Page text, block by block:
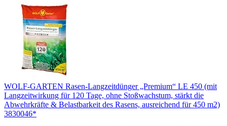
WOLF-GARTEN Rasen-Langzeitdünger „Premium“ LE 450 (mit
Langzeitwirkung für 120 Tage, ohne Stoßwachstum, stärkt die
Abwehrkräfte & Belastbarkeit des Rasens, ausreichend für 450 m2)
3830046*